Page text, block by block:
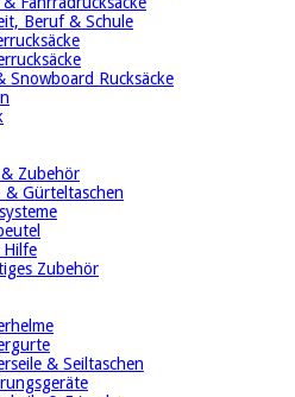
Beruf & Schule
Snowboard Rucksäcke
& Zubehör
& Gürteltaschen
Hilfe
Zubehör
& Seiltaschen